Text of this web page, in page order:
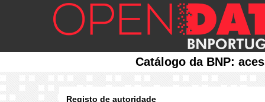
Catálogo da BNP:
Registo de autoridade